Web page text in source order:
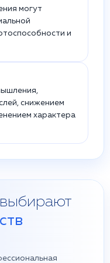
могут
и
снижением
характера